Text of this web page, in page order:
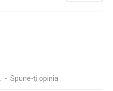
- Spune-ţi opinia